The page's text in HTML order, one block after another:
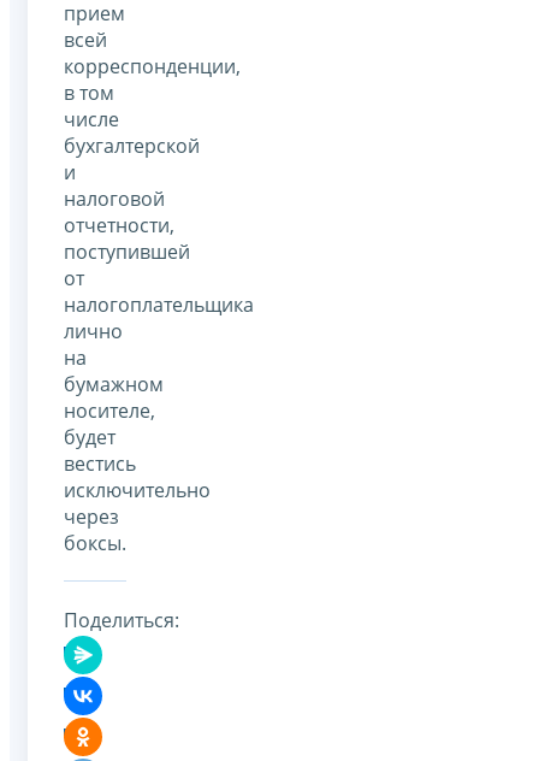
прием
всей
корреспонденции,
в том
числе
бухгалтерской
и
налоговой
отчетности,
поступившей
от
налогоплательщика
лично
на
бумажном
носителе,
будет
вестись
исключительно
через
боксы.
Поделиться: